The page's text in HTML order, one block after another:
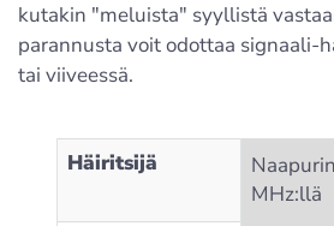
kutakin "meluista" syyllistä
parannusta voit odottaa signaali-
tai viiveessä.
Häiritsijä
MHz:llä